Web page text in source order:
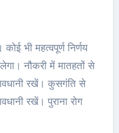
भी महत्वपूर्ण निर्णय
नौकरी में मातहतों से
रखें। कुसगंति से
रखें। पुराना रोग